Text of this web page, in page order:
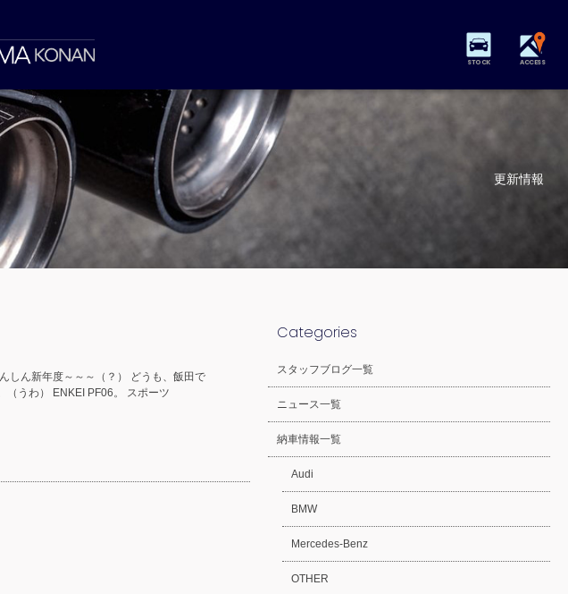
STOCK ACCESS
更新情報
しん新年度～～～（？） どうも、飯田で
うわ） ENKEI PF06。 スポーツ
Categories
スタッフブログ一覧
ニュース一覧
納車情報一覧
Audi
BMW
Mercedes-Benz
OTHER